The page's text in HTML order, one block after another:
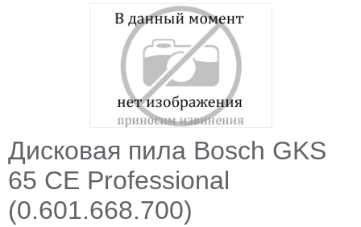
Дисковая пила Bosch GKS
65 CE Professional
(0.601.668.700)